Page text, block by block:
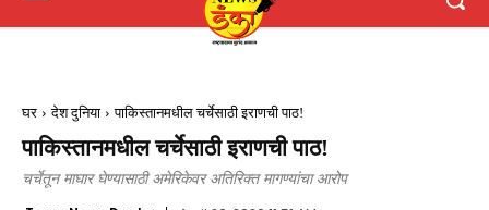
घर देश दुनिया पाकिस्तानमधील चर्चेसाठी इराणची पाठ!
पाकिस्तानमधील चर्चेसाठी इराणची पाठ!
चर्चेतून माघार घेण्यासाठी अमेरिकेवर अतिरिक्त मागण्यांचा आरोप